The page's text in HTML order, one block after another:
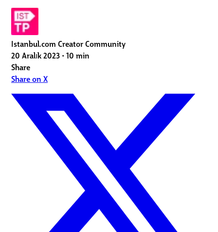
Istanbul.com Creator Community
20 Aralık 2023 • 10 min
Share
Share on X